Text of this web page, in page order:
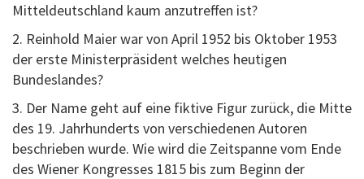
Mitteldeutschland kaum anzutreffen ist?
2. Reinhold Maier war von April 1952 bis Oktober 1953
der erste Ministerpräsident welches heutigen
Bundeslandes?
3. Der Name geht auf eine fiktive Figur zurück, die Mitte
des 19. Jahrhunderts von verschiedenen Autoren
beschrieben wurde. Wie wird die Zeitspanne vom Ende
des Wiener Kongresses 1815 bis zum Beginn der